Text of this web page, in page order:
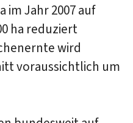
im Jahr 2007 auf
ha reduziert
wird
voraussichtlich um